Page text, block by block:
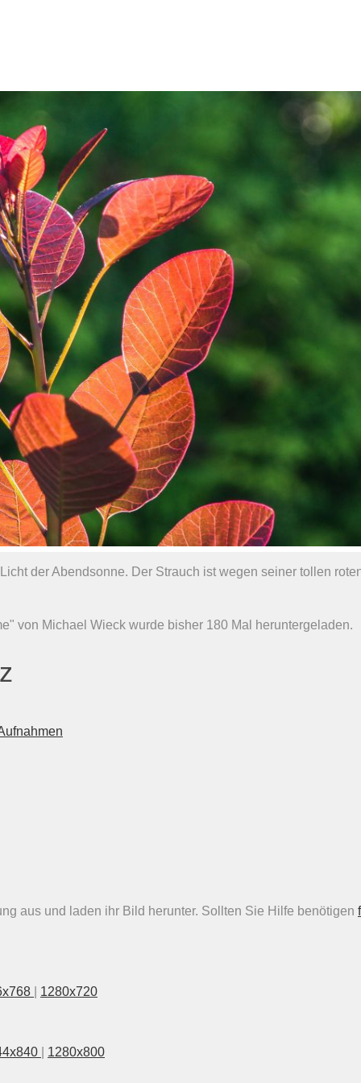
der Abendsonne. Der Strauch ist wegen seiner tollen
von Michael Wieck wurde bisher 180 Mal heruntergeladen.
aus und laden ihr Bild herunter. Sollten Sie Hilfe benötigen
1280x720
1280x800